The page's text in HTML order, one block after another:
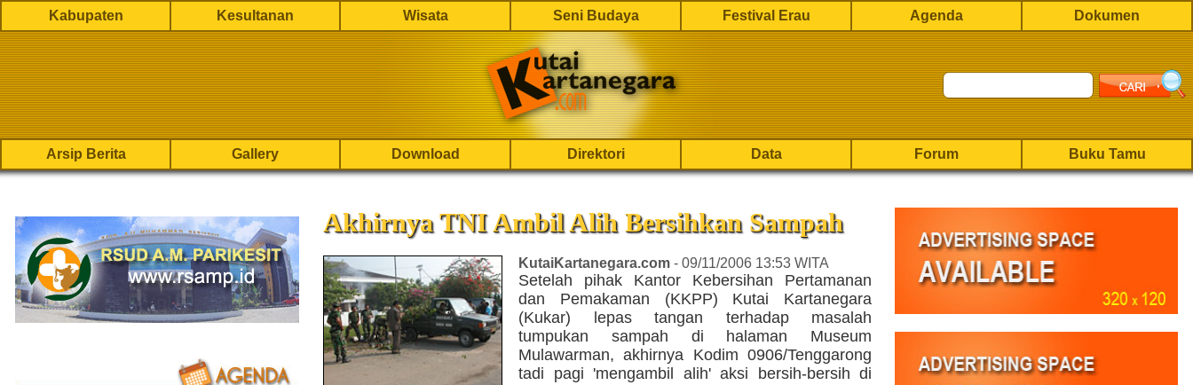
Kabupaten Kesultanan Wisata Seni Budaya Festival Erau Agenda Dokumen
Arsip Berita Gallery Download Direktori Data Forum Buku Tamu
Akhirnya TNI Ambil Alih Bersihkan Sampah
KutaiKartanegara.com - 09/11/2006 13:53 WITA
Setelah pihak Kantor Kebersihan Pertamanan
dan Pemakaman (KKPP) Kutai Kartanegara
(Kukar) lepas tangan terhadap masalah
tumpukan sampah di halaman Museum
Mulawarman, akhirnya Kodim 0906/Tenggarong
tadi pagi 'mengambil alih' aksi bersih-bersih di